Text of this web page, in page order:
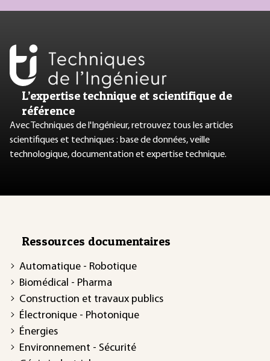
L’expertise technique et scientifique de
référence
Avec Techniques de l'Ingénieur, retrouvez tous les articles
scientifiques et techniques : base de données, veille
technologique, documentation et expertise technique.
Ressources documentaires
Automatique - Robotique
Biomédical - Pharma
Construction et travaux publics
Électronique - Photonique
Énergies
Environnement - Sécurité